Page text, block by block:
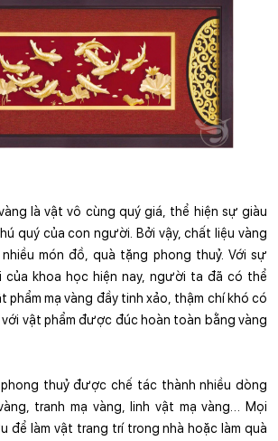
là vật vô cùng quý giá, thể hiện sự giàu
quý của con người. Bởi vậy, chất liệu vàng
món đồ, quà tặng phong thuỷ. Với sự
khoa học hiện nay, người ta đã có thể
phẩm mạ vàng đầy tinh xảo, thậm chí khó có
vật phẩm được đúc hoàn toàn bằng vàng
phong thuỷ được chế tác thành nhiều dòng
tranh mạ vàng, linh vật mạ vàng… Mọi
để làm vật trang trí trong nhà hoặc làm quà